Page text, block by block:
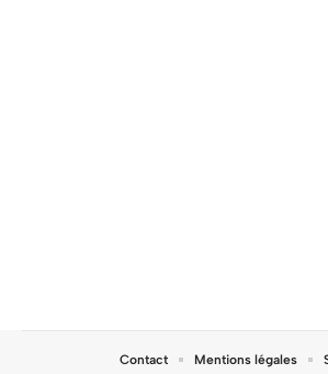
Contact Mentions légales